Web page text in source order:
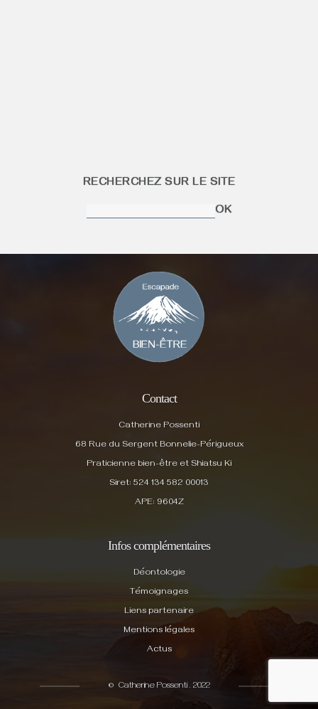
RECHERCHEZ SUR LE SITE
OK
Contact
Catherine Possenti
68 Rue du Sergent Bonnelie-Périgueux
Praticienne bien-être et Shiatsu Ki
Siret: 524 134 582 00013
APE: 9604Z
Infos complémentaires
Déontologie
Témoignages
Liens partenaire
Mentions légales
Actus
© Catherine Possenti . 2022